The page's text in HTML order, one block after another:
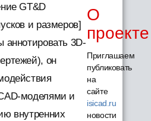
GT&D
и размеров]
аннотировать 3D-
он
моделями и
внутренних
О
проекте
Приглашаем
публиковать
на
сайте
isicad.ru
новости